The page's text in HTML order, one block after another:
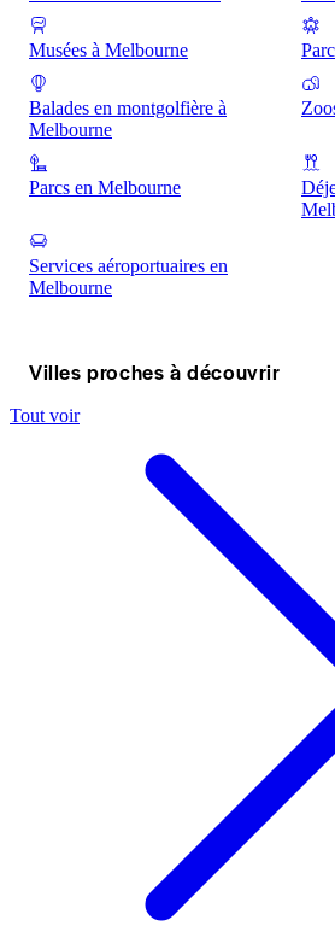
Musées à Melbourne
Balades en montgolfière à
Melbourne
Parcs en Melbourne
Services aéroportuaires en
Melbourne
Villes proches à découvrir
Tout voir